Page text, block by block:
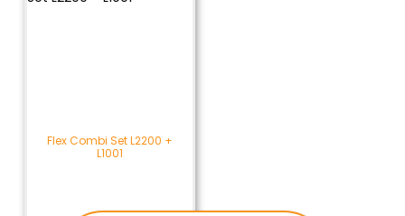
Flex Combi Set L2200 +
L1001